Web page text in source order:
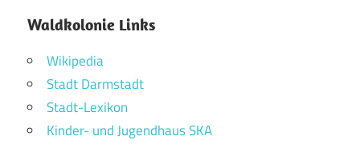
Waldkolonie Links
Wikipedia
Stadt Darmstadt
Stadt-Lexikon
Kinder- und Jugendhaus SKA